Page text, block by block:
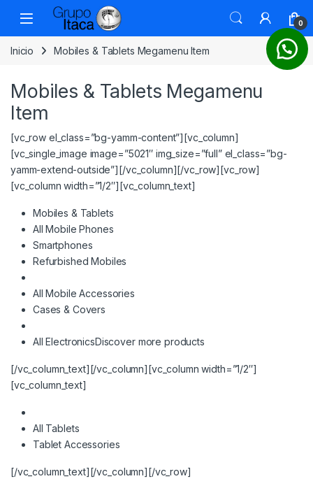
0
Inicio Mobiles & Tablets Megamenu Item
Mobiles & Tablets Megamenu
Item
[vc_row el_class=”bg-yamm-content”][vc_column]
[vc_single_image image=”5021″ img_size=”full” el_class=”bg-
yamm-extend-outside”][/vc_column][/vc_row][vc_row]
[vc_column width=”1/2″][vc_column_text]
Mobiles & Tablets
All Mobile Phones
Smartphones
Refurbished Mobiles
All Mobile Accessories
Cases & Covers
All ElectronicsDiscover more products
[/vc_column_text][/vc_column][vc_column width=”1/2″]
[vc_column_text]
All Tablets
Tablet Accessories
[/vc_column_text][/vc_column][/vc_row]